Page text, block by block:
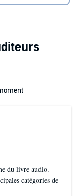
du livre audio.
catégories de